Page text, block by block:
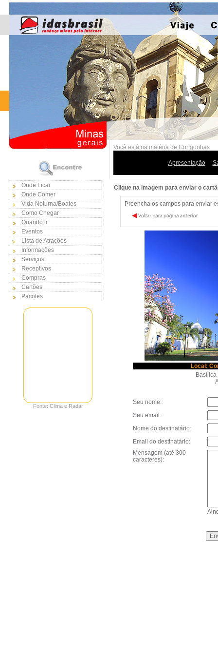
Onde Ficar
Onde Comer
Vida Noturna/Boates
Como Chegar
Quando ir
Eventos
Lista de Atrações
Informações
Serviços
Receptivos
Compras
Cartões
Pacotes
Fonte: Clima e Radar
Você está na matéria de Congonhas
Apresentação
Clique na imagem para enviar o
Preencha os campos para enviar
Local:
Seu nome:
Seu email:
Nome do destinatário:
Email do destinatário:
Mensagem (até 300
caracteres):